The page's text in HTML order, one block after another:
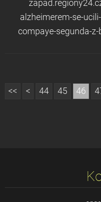
alzheimerem-se-
compaye-segunda-
<< < 44 45 46